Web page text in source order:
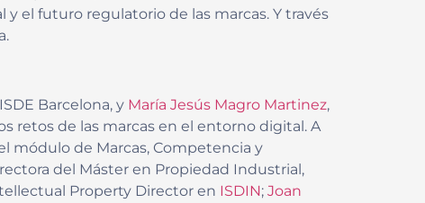
el futuro regulatorio de las marcas. Y través
Barcelona, y María Jesús Magro Martinez,
retos de las marcas en el entorno digital. A
módulo de Marcas, Competencia y
del Máster en Propiedad Industrial,
Property Director en ISDIN; Joan